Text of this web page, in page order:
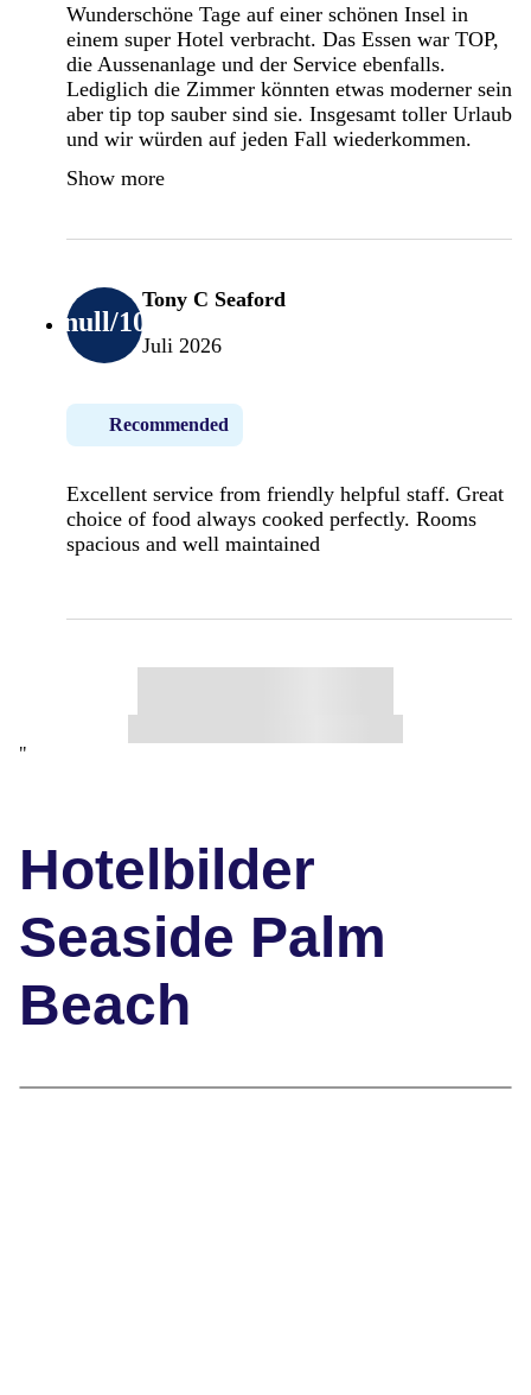
Wunderschöne Tage auf einer schönen Insel in
einem super Hotel verbracht. Das Essen war TOP,
die Aussenanlage und der Service ebenfalls.
Lediglich die Zimmer könnten etwas moderner sein
aber tip top sauber sind sie. Insgesamt toller Urlaub
und wir würden auf jeden Fall wiederkommen.
Show more
null/10
Tony C Seaford
Juli 2026
Recommended
Excellent service from friendly helpful staff. Great
choice of food always cooked perfectly. Rooms
spacious and well maintained
"
Hotelbilder
Seaside Palm
Beach